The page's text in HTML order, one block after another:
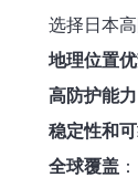
选择日本
地理位置
高防护能力
稳定性和
全球覆盖